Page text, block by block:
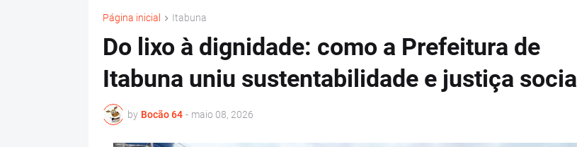
Página inicial Itabuna
Do lixo à dignidade: como a Prefeitura de
Itabuna uniu sustentabilidade e justiça social
by Bocão 64 - maio 08, 2026